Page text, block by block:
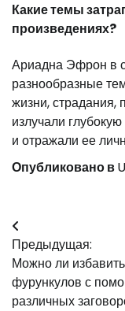
Какие темы
произведениях?
Ариадна Эфрон в
разнообразные
жизни, страдания,
излучали
и отражали ее
Опубликовано в
Навигация
по
записям
Предыдущая:
Можно ли
фурункулов с
различных